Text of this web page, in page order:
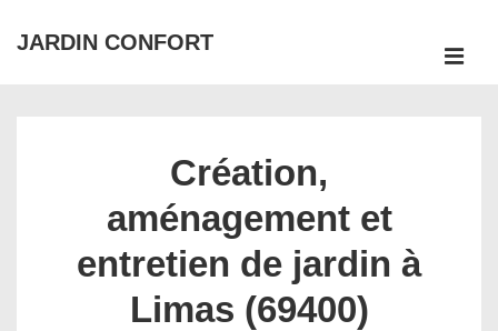
passer
JARDIN CONFORT
Création,
aménagement et
entretien de jardin à
Limas (69400)